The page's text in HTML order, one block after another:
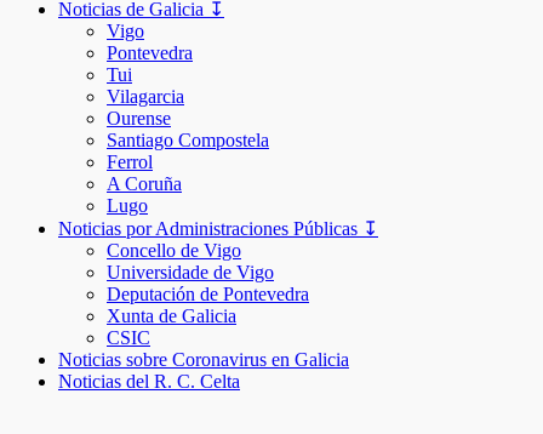
Noticias de Galicia ↧
Vigo
Pontevedra
Tui
Vilagarcia
Ourense
Santiago Compostela
Ferrol
A Coruña
Lugo
Noticias por Administraciones Públicas ↧
Concello de Vigo
Universidade de Vigo
Deputación de Pontevedra
Xunta de Galicia
CSIC
Noticias sobre Coronavirus en Galicia
Noticias del R. C. Celta